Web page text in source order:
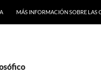
MÁS INFORMACIÓN SOBRE LAS